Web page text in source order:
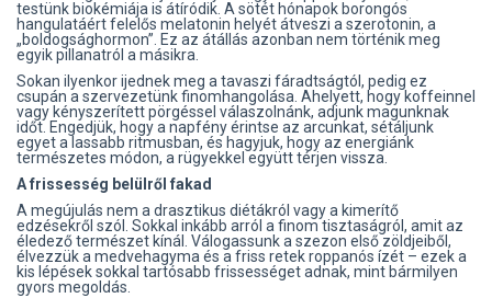
testünk biokémiája is átíródik. A sötét hónapok borongós
hangulatáért felelős melatonin helyét átveszi a szerotonin, a
„boldogsághormon”. Ez az átállás azonban nem történik meg
egyik pillanatról a másikra.
Sokan ilyenkor ijednek meg a tavaszi fáradtságtól, pedig ez
csupán a szervezetünk finomhangolása. Ahelyett, hogy koffeinnel
vagy kényszerített pörgéssel válaszolnánk, adjunk magunknak
időt. Engedjük, hogy a napfény érintse az arcunkat, sétáljunk
egyet a lassabb ritmusban, és hagyjuk, hogy az energiánk
természetes módon, a rügyekkel együtt térjen vissza.
A frissesség belülről fakad
A megújulás nem a drasztikus diétákról vagy a kimerítő
edzésekről szól. Sokkal inkább arról a finom tisztaságról, amit az
éledező természet kínál. Válogassunk a szezon első zöldjeiből,
élvezzük a medvehagyma és a friss retek roppanós ízét – ezek a
kis lépések sokkal tartósabb frissességet adnak, mint bármilyen
gyors megoldás.